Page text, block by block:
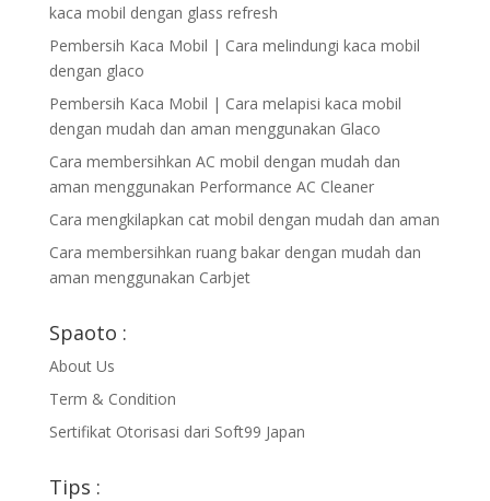
kaca mobil dengan glass refresh
Pembersih Kaca Mobil | Cara melindungi kaca mobil
dengan glaco
Pembersih Kaca Mobil | Cara melapisi kaca mobil
dengan mudah dan aman menggunakan Glaco
Cara membersihkan AC mobil dengan mudah dan
aman menggunakan Performance AC Cleaner
Cara mengkilapkan cat mobil dengan mudah dan aman
Cara membersihkan ruang bakar dengan mudah dan
aman menggunakan Carbjet
Spaoto :
About Us
Term & Condition
Sertifikat Otorisasi dari Soft99 Japan
Tips :